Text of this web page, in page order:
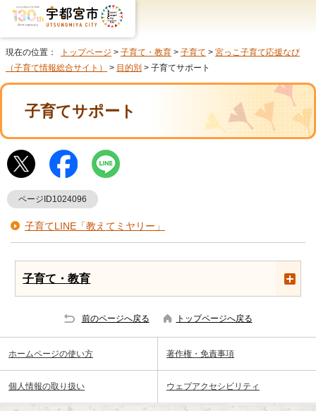
現在の位置： トップページ > 子育て・教育 > 子育て > 宮っこ子育て応援なび
（子育て情報総合サイト）
> 目的別 > 子育てサポート
子育てサポート
ページID1024096
子育てLINE「教えてミヤリー」
子育て・教育
前のページへ戻る トップページへ戻る
ホームページの使い方 著作権・免責事項
個人情報の取り扱い ウェブアクセシビリティ